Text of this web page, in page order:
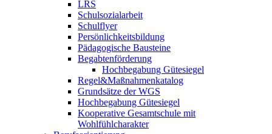
LRS
Schulsozialarbeit
Schulflyer
Persönlichkeitsbildung
Pädagogische Bausteine
Begabtenförderung
Hochbegabung Gütesiegel
Regel&Maßnahmenkatalog
Grundsätze der WGS
Hochbegabung Gütesiegel
Kooperative Gesamtschule mit
Wohlfühlcharakter